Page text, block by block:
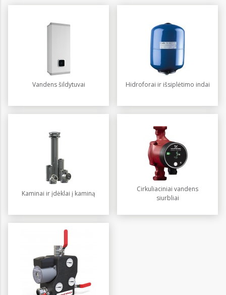
Vandens šildytuvai Hidroforai ir išsiplėtimo indai
Kaminai ir įdėklai į kaminą
Cirkuliaciniai vandens
siurbliai